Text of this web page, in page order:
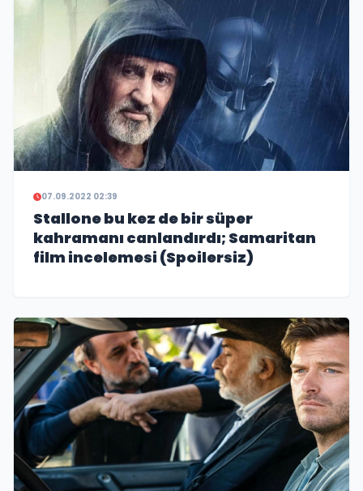
07.09.2022 02:39
Stallone bu kez de bir süper
kahramanı canlandırdı; Samaritan
film incelemesi (Spoilersiz)